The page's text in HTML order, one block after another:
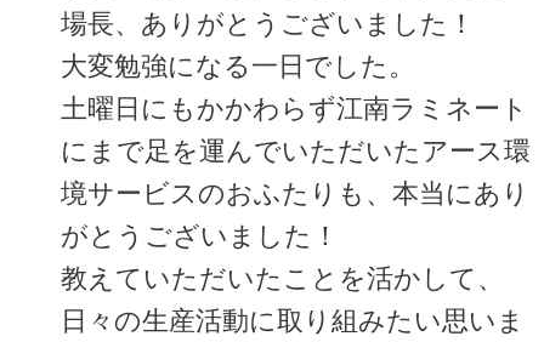
場長、ありがとうございました！
大変勉強になる一日でした。
土曜日にもかかわらず江南ラミネート
にまで足を運んでいただいたアース環
境サービスのおふたりも、本当にあり
がとうございました！
教えていただいたことを活かして、
日々の生産活動に取り組みたい思いま